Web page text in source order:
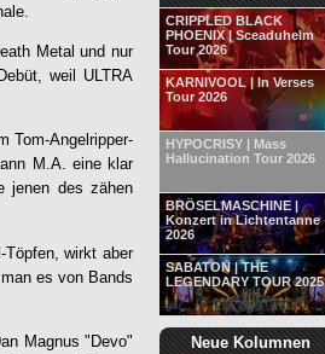
CRIPPLED BLACK
PHOENIX | Sceaduhelm
Tour 2026
KARNIVOOL | In Verses
Tour 2026
HYPOCRISY | Mass
Hallucination Tour 2026
BRÖSELMASCHINE |
Konzert in Lichtentanne
2026
SABATON | THE
LEGENDARY TOUR 2025
Neue Kolumnen
Metal und nur
weil ULTRA
Tom-Angelripper-
M.A. eine klar
jenen des zähen
wirkt aber
es von Bands
Magnus "Devo"